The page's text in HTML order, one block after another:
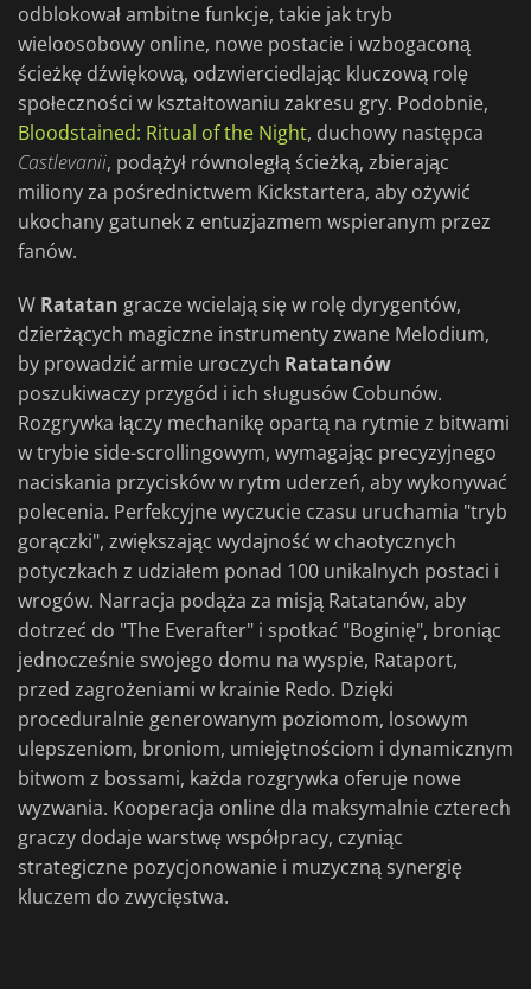
odblokował ambitne funkcje, takie jak tryb
wieloosobowy online, nowe postacie i wzbogaconą
ścieżkę dźwiękową, odzwierciedlając kluczową rolę
społeczności w kształtowaniu zakresu gry. Podobnie,
Bloodstained: Ritual of the Night, duchowy następca
Castlevanii, podążył równoległą ścieżką, zbierając
miliony za pośrednictwem Kickstartera, aby ożywić
ukochany gatunek z entuzjazmem wspieranym przez
fanów.
W Ratatan gracze wcielają się w rolę dyrygentów,
dzierżących magiczne instrumenty zwane Melodium,
by prowadzić armie uroczych Ratatanów
poszukiwaczy przygód i ich sługusów Cobunów.
Rozgrywka łączy mechanikę opartą na rytmie z bitwami
w trybie side-scrollingowym, wymagając precyzyjnego
naciskania przycisków w rytm uderzeń, aby wykonywać
polecenia. Perfekcyjne wyczucie czasu uruchamia "tryb
gorączki", zwiększając wydajność w chaotycznych
potyczkach z udziałem ponad 100 unikalnych postaci i
wrogów. Narracja podąża za misją Ratatanów, aby
dotrzeć do "The Everafter" i spotkać "Boginię", broniąc
jednocześnie swojego domu na wyspie, Rataport,
przed zagrożeniami w krainie Redo. Dzięki
proceduralnie generowanym poziomom, losowym
ulepszeniom, broniom, umiejętnościom i dynamicznym
bitwom z bossami, każda rozgrywka oferuje nowe
wyzwania. Kooperacja online dla maksymalnie czterech
graczy dodaje warstwę współpracy, czyniąc
strategiczne pozycjonowanie i muzyczną synergię
kluczem do zwycięstwa.